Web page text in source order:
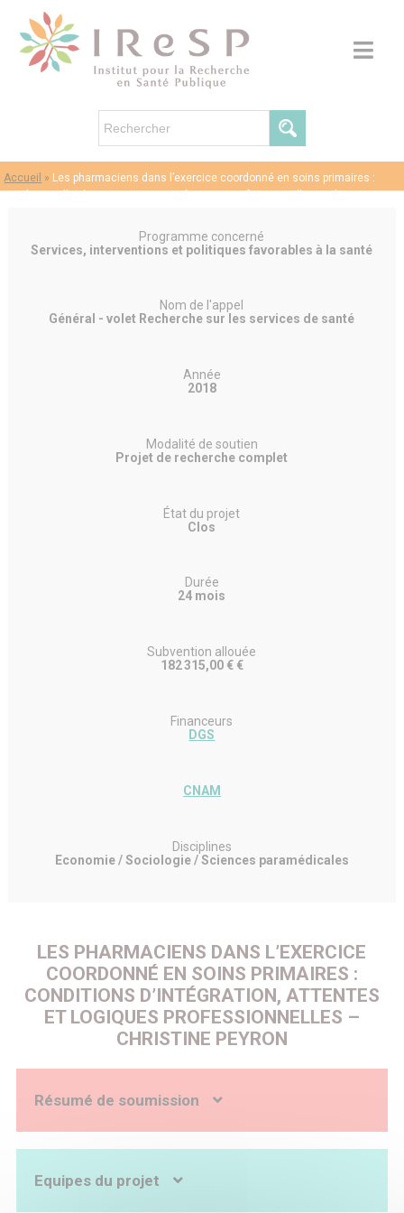
Accueil » Les pharmaciens dans l’exercice coordonné en soins primaires :
conditions d’intégration, attentes et logiques professionnelles – Christine
Programme concerné
Services, interventions et politiques favorables à la santé
Nom de l'appel
Général - volet Recherche sur les services de santé
Année
2018
Modalité de soutien
Projet de recherche complet
État du projet
Clos
Durée
24 mois
Subvention allouée
182 315,00 € €
Financeurs
DGS
CNAM
Disciplines
Economie / Sociologie / Sciences paramédicales
LES PHARMACIENS DANS L’EXERCICE
COORDONNÉ EN SOINS PRIMAIRES :
CONDITIONS D’INTÉGRATION, ATTENTES
ET LOGIQUES PROFESSIONNELLES –
CHRISTINE PEYRON
Résumé de soumission
Contexte : Alors que la coordination pluriprofessionnelle
France, l’intégration des pharmaciens peine à s’y
développer contrairement aux évolutions constatées dans
Equipes du projet